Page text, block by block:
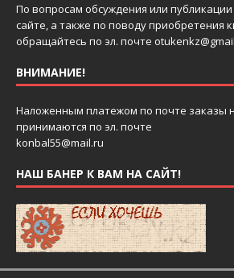
По вопросам обсуждения или публикации
сайте, а также по поводу приобретения
обращайтесь по эл. почте
ВНИМАНИЕ!
Наложенным платежом по почте заказы
принимаются по эл. почте
konbal55@mail.ru
НАШ БАНЕР К ВАМ НА САЙТ!